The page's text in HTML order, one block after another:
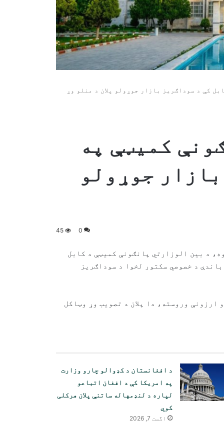
کې د سوداګریز بازار جوړولو پلان د منلو وړ
کمیټې په
جوړولو
0
45
د بین الوزارتي پانګونې کمیټې د کابل
د خصوصي سکتور لخوا د سوداګریز
ارزونې وروسته، دا پلان د تصویب وړ وټاکل
د افغانستان د کډوالو چارو وزارت
په امریکا کې د افغان اتباعو
لپاره د لنډمهاله ساتنې پلان هرکلی
کوي
اگست 7, 2026